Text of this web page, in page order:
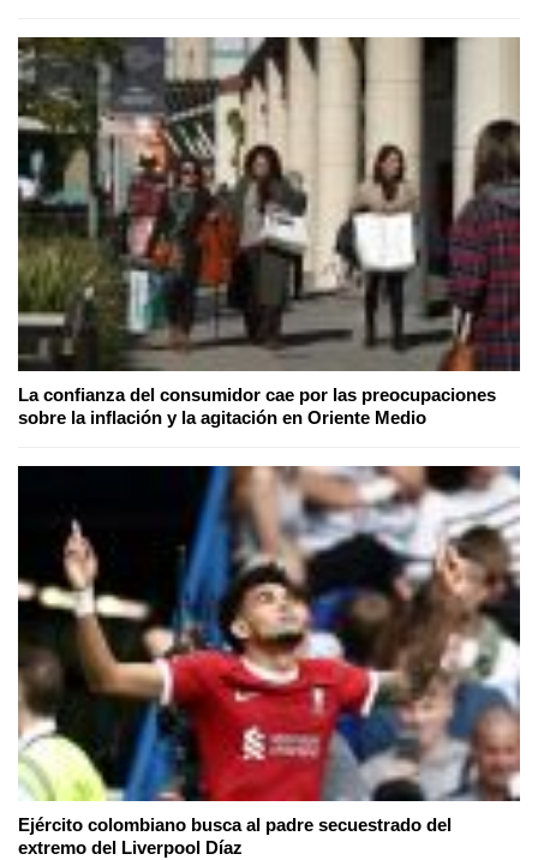
La confianza del consumidor cae por las preocupaciones
sobre la inflación y la agitación en Oriente Medio
Ejército colombiano busca al padre secuestrado del
extremo del Liverpool Díaz